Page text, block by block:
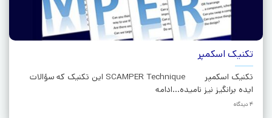
تکنیک اسکمپر
تکنیک اسکمپر SCAMPER Technique این تکنیک که سؤالات
ایده برانگیز نیز نامیده...ادامه
4 دیدگاه